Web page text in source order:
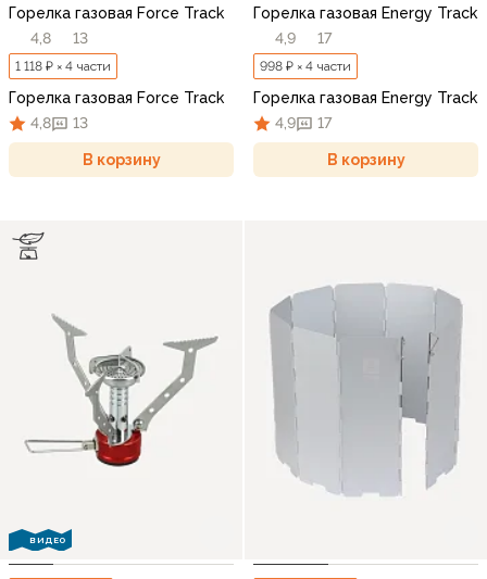
Горелка газовая Force Track
4,8
13
1 118 ₽ × 4 части
Горелка газовая Force Track
4,8
13
В корзину
Горелка газовая Energy Track
4,9
17
998 ₽ × 4 части
Горелка газовая Energy Track
4,9
17
В корзину
ВИДЕО